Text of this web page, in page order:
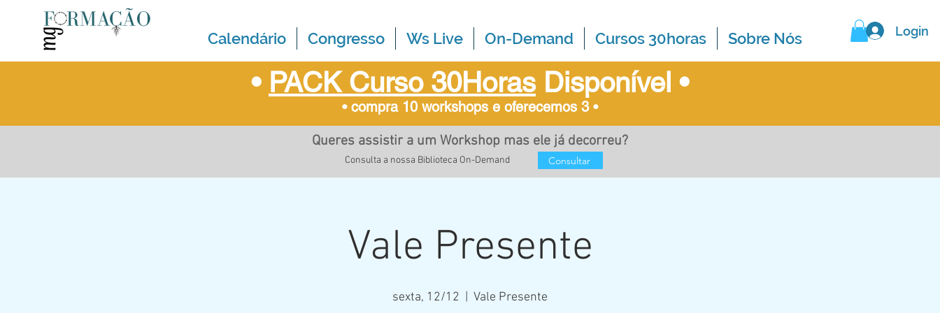
Login
Calendário Congresso Ws Live On-Demand Cursos 30horas Sobre Nós
• PACK Curso 30HorasDisponível •
• compra 10 workshops e oferecemos 3 •
Queres assistir a um Workshop mas ele já decorreu?
Consulta a nossa Biblioteca On-Demand Consultar
Vale Presente
sexta, 12/12
  |
Vale Presente